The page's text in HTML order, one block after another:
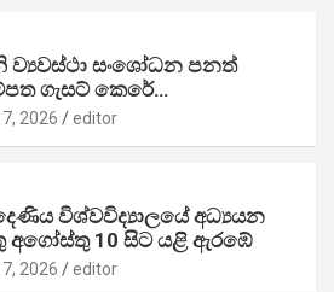
ව්‍යවස්ථා සංශෝධන පනත්
ගැසට් කෙරේ…
2026 editor
විශ්වවිද්‍යාලයේ අධ්‍යයන
අගෝස්තු 10 සිට යළි ඇරඹේ
2026 editor